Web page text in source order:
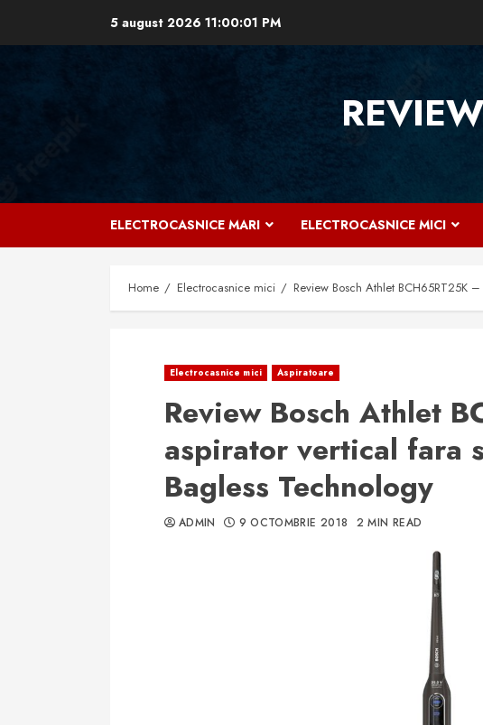
5 august 2026 11:00:01 PM
ELECTROCASNICE MARI ELECTROCASNICE MICI
Home Electrocasnice mici Review Bosch Athlet BCH65RT25K
Electrocasnice mici Aspiratoare
Review Bosch Athlet
aspirator vertical fara
Bagless Technology
ADMIN 9 OCTOMBRIE 2018 2 MIN READ